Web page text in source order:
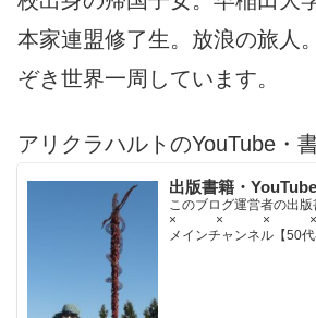
本家連盟修了生。放浪の旅人
ぞき世界一周しています。
アリクラハルトのYouTube・
出版書籍・YouTube
このブログ運営者の出版
× × × × ×
メインチャンネル【50